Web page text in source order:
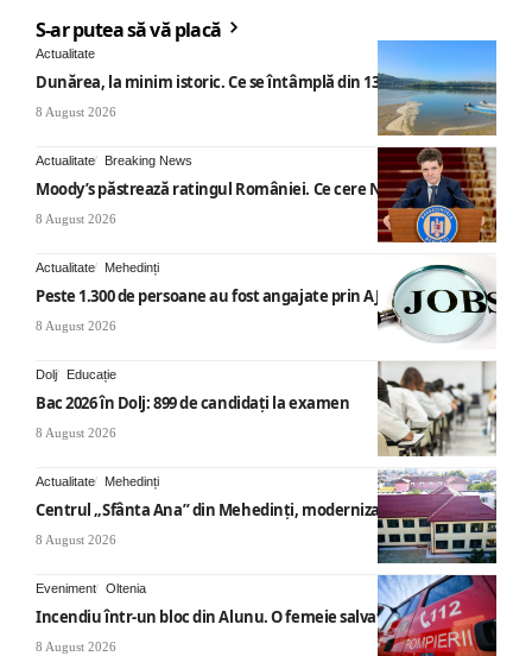
S-ar putea să vă placă
Actualitate
Dunărea, la minim istoric. Ce se întâmplă din 13 august
8 August 2026
Actualitate Breaking News
Moody’s păstrează ratingul României. Ce cere Nicușor Dan
8 August 2026
Actualitate Mehedinți
Peste 1.300 de persoane au fost angajate prin AJOFM Mehedinți
8 August 2026
Dolj Educație
Bac 2026 în Dolj: 899 de candidați la examen
8 August 2026
Actualitate Mehedinți
Centrul „Sfânta Ana” din Mehedinți, modernizat
8 August 2026
Eveniment Oltenia
Incendiu într-un bloc din Alunu. O femeie salvată
8 August 2026